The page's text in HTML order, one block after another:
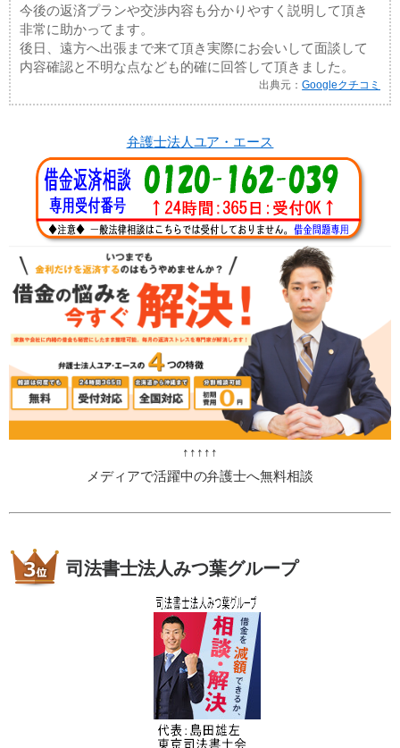
今後の返済プランや交渉内容も分かりやすく説明して頂き
非常に助かってます。
後日、遠方へ出張まで来て頂き実際にお会いして面談して
内容確認と不明な点なども的確に回答して頂きました。
出典元：Googleクチコミ
弁護士法人ユア・エース
↑↑↑↑↑
メディアで活躍中の弁護士へ無料相談
司法書士法人みつ葉グループ